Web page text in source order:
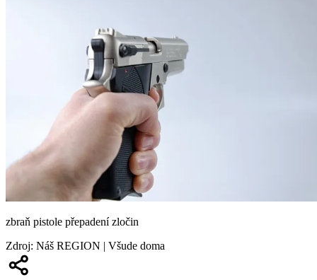
zbraň pistole přepadení zločin
Zdroj: Náš REGION | Všude doma